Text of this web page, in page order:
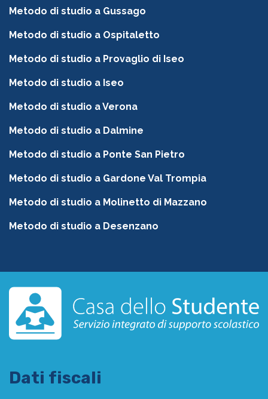
Metodo di studio a Gussago
Metodo di studio a Ospitaletto
Metodo di studio a Provaglio di Iseo
Metodo di studio a Iseo
Metodo di studio a Verona
Metodo di studio a Dalmine
Metodo di studio a Ponte San Pietro
Metodo di studio a Gardone Val Trompia
Metodo di studio a Molinetto di Mazzano
Metodo di studio a Desenzano
Dati fiscali